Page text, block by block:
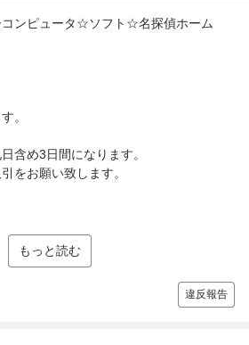
ンピュータ☆ソフト☆名探偵ホーム
。
含め3日間になります。
をお願い致します。
もっと読む
違反報告